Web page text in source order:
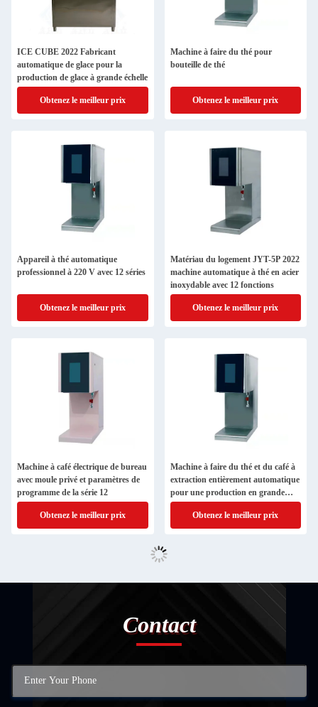
ICE CUBE 2022 Fabricant
automatique de glace pour la
production de glace à grande échelle
Obtenez le meilleur prix
Machine à faire du thé pour
bouteille de thé
Obtenez le meilleur prix
Appareil à thé automatique
professionnel à 220 V avec 12 séries
Obtenez le meilleur prix
Matériau du logement JYT-5P 2022
machine automatique à thé en acier
inoxydable avec 12 fonctions
Obtenez le meilleur prix
Machine à café électrique de bureau
avec moule privé et paramètres de
programme de la série 12
Obtenez le meilleur prix
Machine à faire du thé et du café à
extraction entièrement automatique
pour une production en grande
quantité
Obtenez le meilleur prix
Contact